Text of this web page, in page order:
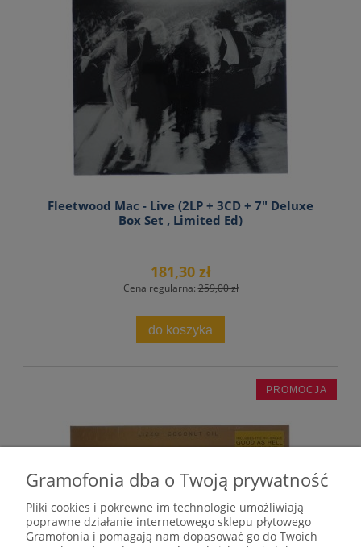
Fleetwood Mac - Live (2LP + 3CD + 7" Deluxe
Box Set , Limited Ed)
181,30 zł
Cena regularna:259,00 zł
do koszyka
PROMOCJA
Gramofonia dba o Twoją prywatność
Pliki cookies i pokrewne im technologie umożliwiają
poprawne działanie internetowego sklepu płytowego
Gramofonia i pomagają nam dopasować go do Twoich